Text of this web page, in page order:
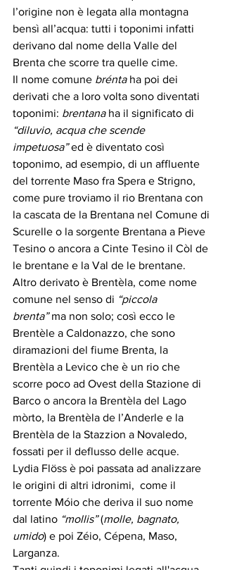
l’origine non è legata alla montagna
bensì all’acqua: tutti i toponimi infatti
derivano dal nome della Valle del
Brenta che scorre tra quelle cime.
Il nome comune brénta ha poi dei
derivati che a loro volta sono diventati
toponimi: brentana ha il significato di
“diluvio, acqua che scende
impetuosa” ed è diventato così
toponimo, ad esempio, di un affluente
del torrente Maso fra Spera e Strigno,
come pure troviamo il rio Brentana con
la cascata de la Brentana nel Comune di
Scurelle o la sorgente Brentana a Pieve
Tesino o ancora a Cinte Tesino il Còl de
le brentane e la Val de le brentane.
Altro derivato è Brentèla, come nome
comune nel senso di “piccola
brenta” ma non solo; così ecco le
Brentèle a Caldonazzo, che sono
diramazioni del fiume Brenta, la
Brentèla a Levico che è un rio che
scorre poco ad Ovest della Stazione di
Barco o ancora la Brentèla del Lago
mòrto, la Brentèla de l’Anderle e la
Brentèla de la Stazzion a Novaledo,
fossati per il deflusso delle acque.
Lydia Flöss è poi passata ad analizzare
le origini di altri idronimi,  come il
torrente Móio che deriva il suo nome
dal latino “mollis” (molle, bagnato,
umido) e poi Zéio, Cépena, Maso,
Larganza.